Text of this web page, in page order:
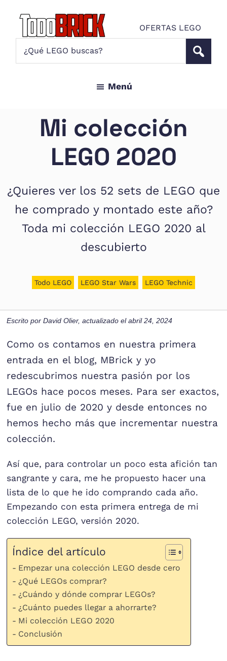
contenido
principal
página
Brick
OFERTAS LEGO
Noticias
Menú
Mi colección
LEGO 2020
¿Quieres ver los 52 sets de LEGO que
he comprado y montado este año?
Toda mi colección LEGO 2020 al
descubierto
Todo LEGO LEGO Star Wars LEGO Technic
Escrito porDavid Olier, actualizado elabril 24, 2024
Como os contamos en nuestra primera
entrada en el blog, MBrick y yo
redescubrimos nuestra pasión por los
LEGOs hace pocos meses. Para ser exactos,
fue en julio de 2020 y desde entonces no
hemos hecho más que incrementar nuestra
colección.
Así que, para controlar un poco esta afición tan
sangrante y cara, me he propuesto hacer una
lista de lo que he ido comprando cada año.
Empezando con esta primera entrega de mi
colección LEGO, versión 2020.
Índice del artículo
Empezar una colección LEGO desde cero
¿Qué LEGOs comprar?
¿Cuándo y dónde comprar LEGOs?
¿Cuánto puedes llegar a ahorrarte?
Mi colección LEGO 2020
Conclusión